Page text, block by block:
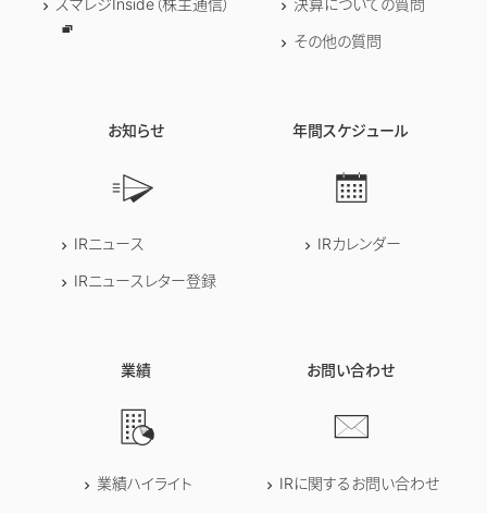
スマレジInside（株主通信）
決算についての質問
その他の質問
お知らせ
IRニュース
IRニュースレター登録
年間スケジュール
IRカレンダー
業績
業績ハイライト
お問い合わせ
IRに関するお問い合わせ